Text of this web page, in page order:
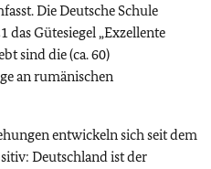
Die Deutsche Schule
das Gütesiegel „Exzellente
sind die (ca. 60)
an rumänischen
entwickeln sich seit dem
Deutschland ist der